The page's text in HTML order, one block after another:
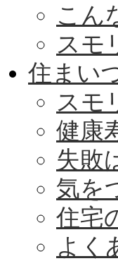
こん
スモ
住まい
スモ
健康
失敗
気を
住宅
よく